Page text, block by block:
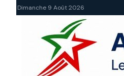
Dimanche 9 Août 2026